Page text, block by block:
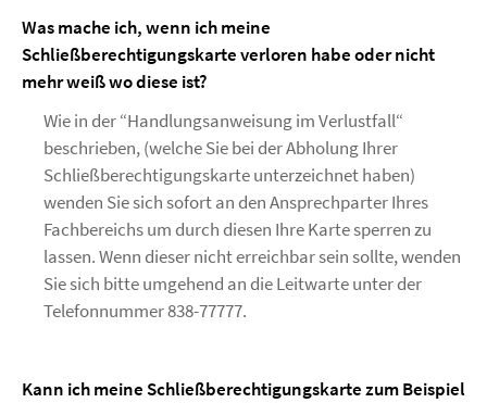
Was mache ich, wenn ich meine
Schließberechtigungskarte verloren habe oder nicht
mehr weiß wo diese ist?
Wie in der “Handlungsanweisung im Verlustfall“
beschrieben, (welche Sie bei der Abholung Ihrer
Schließberechtigungskarte unterzeichnet haben)
wenden Sie sich sofort an den Ansprechparter Ihres
Fachbereichs um durch diesen Ihre Karte sperren zu
lassen. Wenn dieser nicht erreichbar sein sollte, wenden
Sie sich bitte umgehend an die Leitwarte unter der
Telefonnummer 838-77777.
Kann ich meine Schließberechtigungskarte zum Beispiel